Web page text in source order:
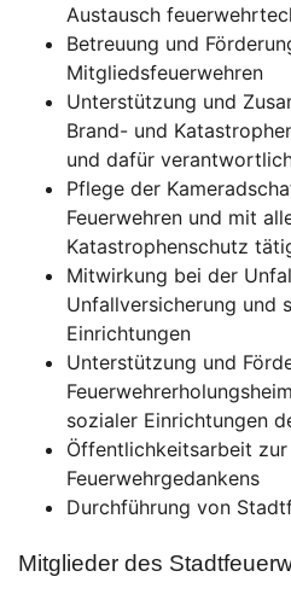
Austausch
Betreuung und
Mitgliedsfeuerwehren
Unterstützung und
Brand- und
und dafür
Pflege der
Feuerwehren und mit
Katastrophenschutz
Mitwirkung bei der
Unfallversicherung und
Einrichtungen
Unterstützung und
sozialer Einrichtungen
Öffentlichkeitsarbeit
Feuerwehrgedankens
Durchführung von
Mitglieder des